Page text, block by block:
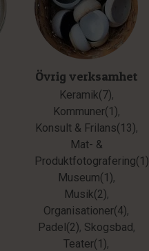
Övrig verksamhet
Keramik(7),
Kommuner(1),
Konsult & Frilans(13),
Mat- &
Produktfotografering(1)
Museum(1),
Musik(2),
Organisationer(4),
Padel(2), Skogsbad,
Teater(1),